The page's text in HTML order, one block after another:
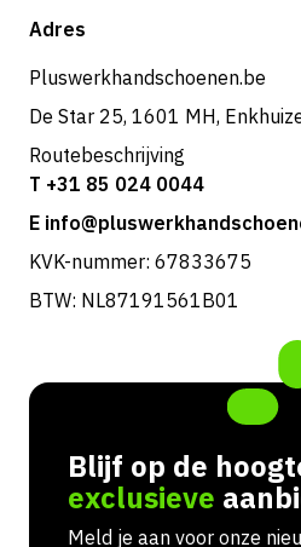
Retouren & service
Shop
Adres
Pluswerkhandschoenen.be
De Star 25, 1601 MH,
Routebeschrijving
T +31 85 024 0044
E
KVK-nummer: 67833675
BTW: NL87191561B01
Blijf op de
exclusieve
Meld je aan voor onze